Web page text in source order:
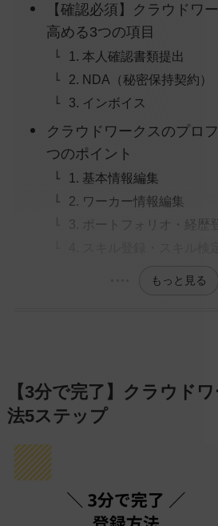
【確認必須】クラウドワ
高める3つの項目
1. 本人確認書類提出
2. NDA（秘密保持契約）
3. インボイス
クラウドワークスのプロ
つのポイント
1. 基本情報編集
2. ワーカー情報編集
3. ポートフォリオ・経歴
もっと見る
【3分で完了】クラウド
法5ステップ